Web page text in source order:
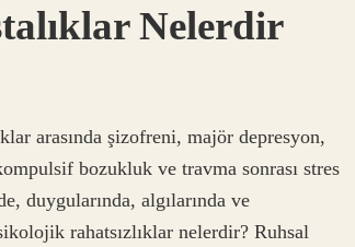
Nelerdir
arasında şizofreni, majör depresyon,
bozukluk ve travma sonrası stres
duygularında, algılarında ve
rahatsızlıklar nelerdir? Ruhsal